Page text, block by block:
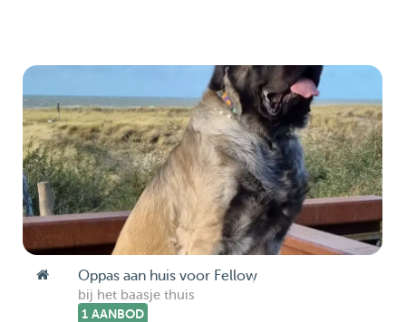
Oppas aan huis voor Fellow
bij het baasje thuis
1 AANBOD